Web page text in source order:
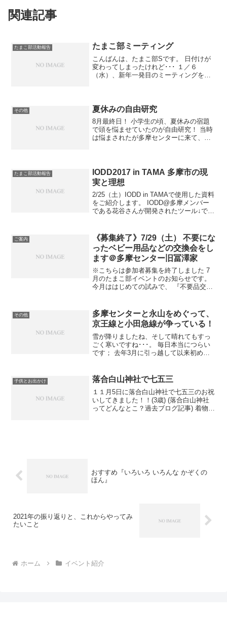
関連記事
たまこ部活動報告 たまこ部ミーティング
こんばんは、たまこ部Sです。 日付けが
変わってしまったけれど･･･ １／６
（水）、新年一発目のミーティングを４
紹介文の決定 ◎...
その他 夏休みの自由研究
8月最終日！ 小学生の頃、夏休みの宿題
で頭を悩ませていたのが自由研究！ 当時
は悩まされたが多摩センターに来て、夏
んが、この夏覚え...
たまこ部活動報告
IODD2017 in TAMA 多摩市の現
実と理想
2/25（土）IODD in TAMAで使用した資料
をご紹介します。 IODD@多摩メンバー
である花谷さんが開発されたツール↓で、
つ…. たまこ部のターンでは、下に貼...
ご案内
《募集終了》7/29（土） 不要にな
ったベビー用品などの交換会をし
ます＠多摩センター旧冨澤家
※こちらは参加者募集を終了しました 7
月のたまこ部イベントのお知らせです。
今月ははじめての試みで、 『不要品交換
制です。 妊婦さんのご参加も大歓迎です
^^ 内容はそ...
その他
多摩センターと永山をめぐって、
京王線と小田急線が争っている！
雪が降りましたね、そして晴れてもすっ
ごく寒いですね･･･。 毎日本当につらい
です； 去年3月に引っ越して以来初めて
した。 とりあえず一軒家って、自分で雪
かきしなきゃ道が出...
子供とお出かけ 落合白山神社で七五三
１１月5日に落合白山神社で七五三のお祝
いしてきました！！(3歳) (落合白山神社
ってどんなとこ？過去ブログ記事) 着物は
おすすめ『いろいろ いろんな かぞくの
ほん』
2021年の振り返りと、これからやってみ
たいこと
ホーム イベント紹介